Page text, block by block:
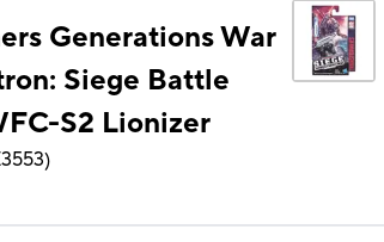
Generations War
Siege Battle
S2 Lionizer
)